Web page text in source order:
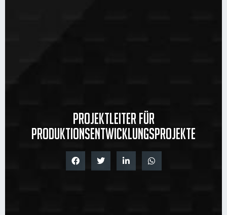
Projektleiter für
Produktionsentwicklungsprojekte